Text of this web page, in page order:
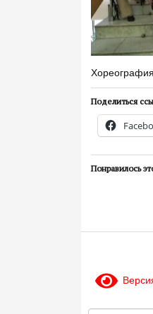
Поделиться
Понравилось